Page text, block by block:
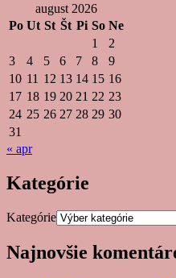
august 2026
Po Ut St Št Pi So Ne
1
2
3
4 5 6 7 8
9
10 11 12 13 14 15 16
17 18 19 20 21 22 23
24 25 26 27 28 29 30
31
« apr
Kategórie
Kategórie
Najnovšie